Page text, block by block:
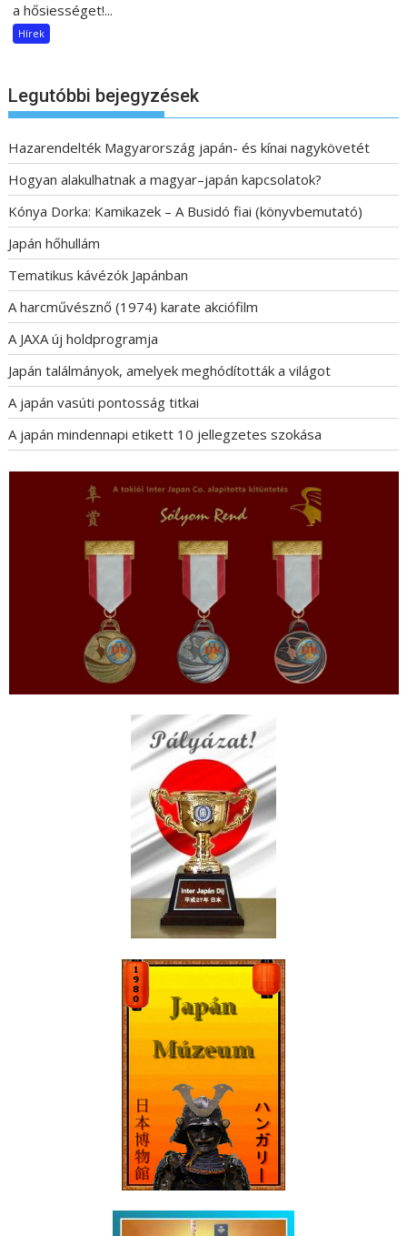
a hősiességet!...
Hírek
Legutóbbi bejegyzések
Hazarendelték Magyarország japán- és kínai nagykövetét
Hogyan alakulhatnak a magyar–japán kapcsolatok?
Kónya Dorka: Kamikazek – A Busidó fiai (könyvbemutató)
Japán hőhullám
Tematikus kávézók Japánban
A harcművésznő (1974) karate akciófilm
A JAXA új holdprogramja
Japán találmányok, amelyek meghódították a világot
A japán vasúti pontosság titkai
A japán mindennapi etikett 10 jellegzetes szokása